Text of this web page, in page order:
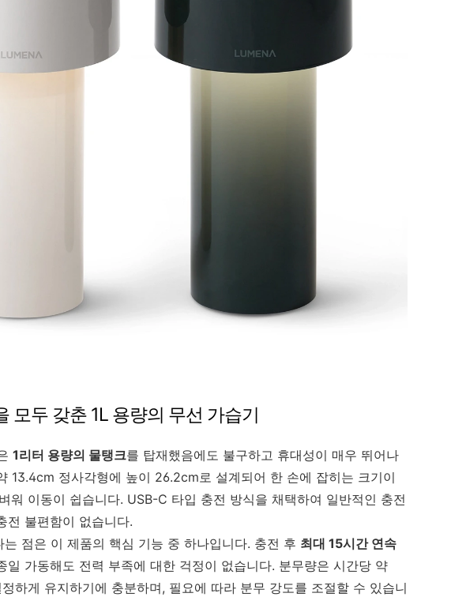
모두 갖춘 1L 용량의 무선 가습기
1리터 용량의 물탱크를 탑재했음에도 불구하고 휴대성이 매우 뛰어나
13.4cm 정사각형에 높이 26.2cm로 설계되어 한 손에 잡히는 크기이
워 이동이 쉽습니다. USB-C 타입 충전 방식을 채택하여 일반적인 충전
전 불편함이 없습니다.
점은 이 제품의 핵심 기능 중 하나입니다. 충전 후 최대 15시간 연속
일 가동해도 전력 부족에 대한 걱정이 없습니다. 분무량은 시간당 약
하게 유지하기에 충분하며, 필요에 따라 분무 강도를 조절할 수 있습니